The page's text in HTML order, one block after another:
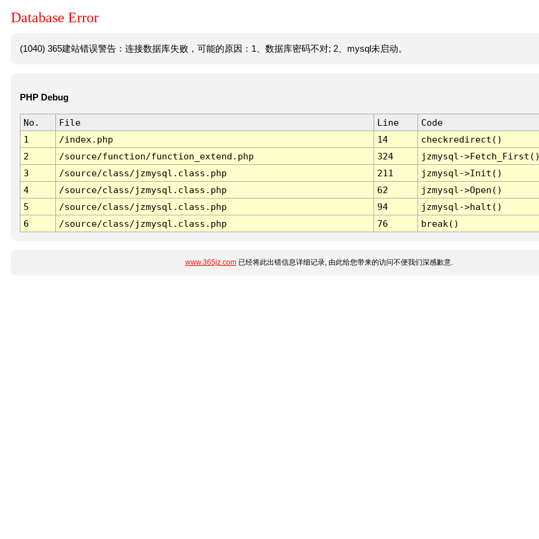
Database Error
(1040) 365建站错误警告：连接数据库失败，可能的原因：1、数据库密码不对; 2、mysql未启动。
PHP Debug
No. File Line
Code
1
/index.php 14
checkredirect()
2
/source/function/function_extend.php 324
jzmysql-
3
/source/class/jzmysql.class.php 211
jzmysql->Init()
4
/source/class/jzmysql.class.php 62
jzmysql->Open()
5
/source/class/jzmysql.class.php 94
jzmysql->halt()
6
/source/class/jzmysql.class.php 76 break()
www.365jz.com已经将此出错信息详细记录, 由此给您带来的访问不便我们深感歉意.